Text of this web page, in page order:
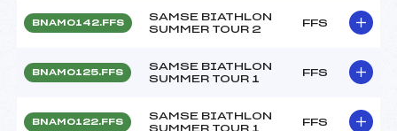
BNAM0142.FFS
SAMSE BIATHLON
SUMMER TOUR 2
FFS
BNAM0125.FFS
SAMSE BIATHLON
SUMMER TOUR 1
FFS
BNAM0122.FFS
SAMSE BIATHLON
SUMMER TOUR 1
FFS